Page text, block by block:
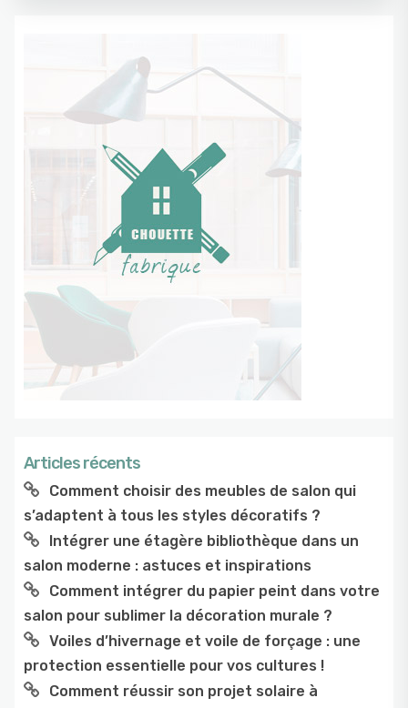
Articles récents
Comment choisir des meubles de salon qui
s’adaptent à tous les styles décoratifs ?
Intégrer une étagère bibliothèque dans un
salon moderne : astuces et inspirations
Comment intégrer du papier peint dans votre
salon pour sublimer la décoration murale ?
Voiles d’hivernage et voile de forçage : une
protection essentielle pour vos cultures !
Comment réussir son projet solaire à